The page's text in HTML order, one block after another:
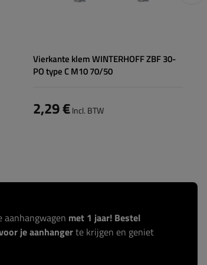
Vierkante klem WINTERHOFF ZBF 30-
PO type C M10 70/50
2,29 €Incl. BTW
aanhangwagen met 1 jaar! Bestel
je aanhangerte krijgen en geniet